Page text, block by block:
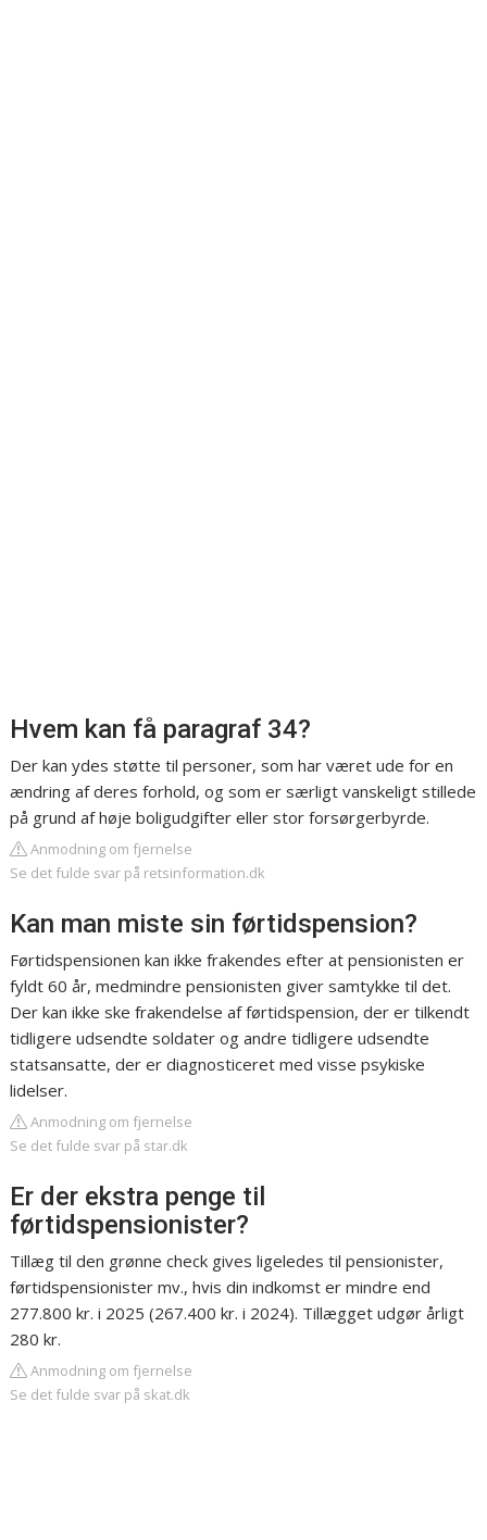
Hvem kan få paragraf 34?
Der kan ydes støtte til personer, som har været ude for en
ændring af deres forhold, og som er særligt vanskeligt stillede
på grund af høje boligudgifter eller stor forsørgerbyrde.
Anmodning om fjernelse
Se det fulde svar på retsinformation.dk
Kan man miste sin førtidspension?
Førtidspensionen kan ikke frakendes efter at pensionisten er
fyldt 60 år, medmindre pensionisten giver samtykke til det.
Der kan ikke ske frakendelse af førtidspension, der er tilkendt
tidligere udsendte soldater og andre tidligere udsendte
statsansatte, der er diagnosticeret med visse psykiske
lidelser.
Anmodning om fjernelse
Se det fulde svar på star.dk
Er der ekstra penge til
førtidspensionister?
Tillæg til den grønne check gives ligeledes til pensionister,
førtidspensionister mv., hvis din indkomst er mindre end
277.800 kr. i 2025 (267.400 kr. i 2024). Tillægget udgør årligt
280 kr.
Anmodning om fjernelse
Se det fulde svar på skat.dk